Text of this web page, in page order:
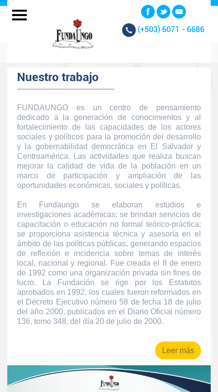
(+503) 6071 - 6686
Nuestro trabajo
FUNDAUNGO es un centro de pensamiento
dedicado a la generación de conocimientos y al
fortalecimiento de las capacidades de los actores
sociales y políticos para la promoción del desarrollo
y la gobernabilidad democrática en El Salvador y
Centroamérica. Las actividades que realiza buscan
mejorar la calidad de vida de la población en un
marco de participación y ampliación de las
oportunidades económicas, sociales y políticas.
En Fundaungo se elaboran estudios e
investigaciones académicas; se brindan servicios de
capacitación o educación no formal teórico-práctica;
se proporciona asistencia técnica y asesoría en el
ámbito de las políticas públicas, generando espacios
de reflexión e incidencia sobre temas de interés
local, nacional y regional. Fue creada el 8 de enero
de 1992 como una organización privada sin fines de
lucro. La Fundación se rige por los Estatutos
aprobados en 1992, los cuales fueron reformados en
el Decreto Ejecutivo número 58 de fecha 18 de julio
del año 2000, publicados en el Diario Oficial número
136, tomo 348, del día 20 de julio de 2000.
Leer más